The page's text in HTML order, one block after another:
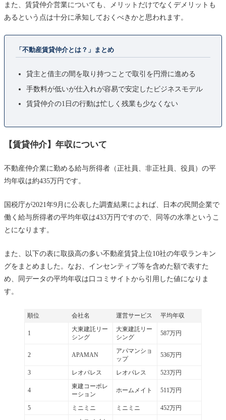
また、賃貸仲介営業についても、メリットだけでなくデメリットも
あるという点は十分に承知しておくべきかと思われます。
「不動産賃貸仲介とは？」まとめ
貸主と借主の間を取り持つことで取引を円滑に進める
手数料が低いが仕入れが容易で安定したビジネスモデル
賃貸仲介の1日の行動は忙しく残業も少なくない
【賃貸仲介】年収について
不動産仲介業に勤める給与所得者（正社員、非正社員、役員）の平
均年収は約435万円です。
国税庁が2021年9月に公表した調査結果によれば、日本の民間企業で
働く給与所得者の平均年収は433万円ですので、同等の水準というこ
とになります。
また、以下の表に取扱高の多い不動産賃貸上位10社の年収ランキン
グをまとめました。なお、インセンティブ等を含めた額で表すた
め、同データの平均年収は口コミサイトから引用した値になりま
す。
順位 会社名 運営サービス 平均年収
1
大東建託リー
シング
大東建託リー
シング
587万円
2 APAMAN
アパマンショ
ップ
536万円
3 レオパレス レオパレス 523万円
4
東建コーポレ
ーション
ホームメイト 511万円
5 ミニミニ ミニミニ 452万円